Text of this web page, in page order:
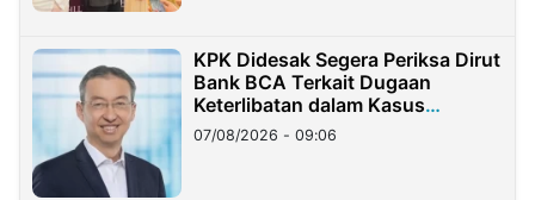
KPK Didesak Segera Periksa Dirut
Bank BCA Terkait Dugaan
Keterlibatan dalam Kasus
Hilangnya Dana Nasabah Rp2,58
Miliar
07/08/2026 - 09:06